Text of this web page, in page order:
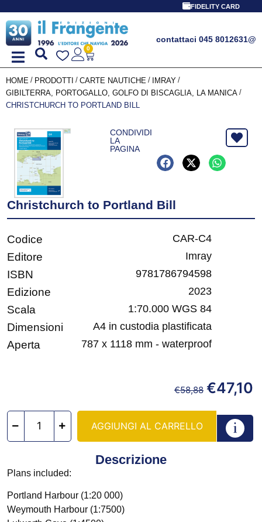
FIDELITY CARD
contattaci 045 8012631@
0
HOME / PRODOTTI / CARTE NAUTICHE / IMRAY /
GIBILTERRA, PORTOGALLO, GOLFO DI BISCAGLIA, LA MANICA /
CHRISTCHURCH TO PORTLAND BILL
CONDIVIDI
LA
PAGINA
Christchurch to Portland Bill
Codice CAR-C4
Editore Imray
ISBN 9781786794598
Edizione 2023
Scala 1:70.000 WGS 84
Dimensioni A4 in custodia plastificata
Aperta 787 x 1118 mm - waterproof
€58,88 €47,10
AGGIUNGI AL CARRELLO
Descrizione
Plans included:
Portland Harbour (1:20 000)
Weymouth Harbour (1:7500)